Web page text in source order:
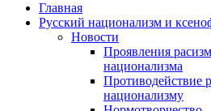
Главная
Русский национализм и
Новости
Проявления
национализма
Противодействие
национализму